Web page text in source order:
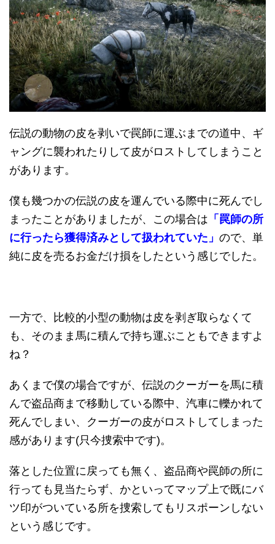
伝説の動物の皮を剥いで罠師に運ぶまでの道中、ギ
ャングに襲われたりして皮がロストしてしまうこと
があります。
僕も幾つかの伝説の皮を運んでいる際中に死んでし
まったことがありましたが、この場合は 「罠師の所
に行ったら獲得済みとして扱われていた」 ので、単
純に皮を売るお金だけ損をしたという感じでした。
一方で、比較的小型の動物は皮を剥ぎ取らなくて
も、そのまま馬に積んで持ち運ぶこともできますよ
ね？
あくまで僕の場合ですが、伝説のクーガーを馬に積
んで盗品商まで移動している際中、汽車に轢かれて
死んでしまい、クーガーの皮がロストしてしまった
感があります(只今捜索中です)。
落とした位置に戻っても無く、盗品商や罠師の所に
行っても見当たらず、かといってマップ上で既にバ
ツ印がついている所を捜索してもリスポーンしない
という感じです。